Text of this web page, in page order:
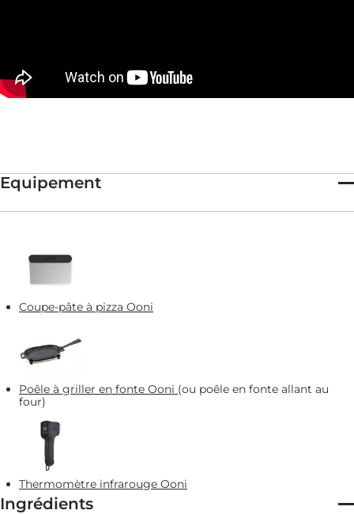
Equipement
Coupe-pâte à pizza Ooni
Poêle à griller en fonte Ooni (ou poêle en fonte allant au
four)
Thermomètre infrarouge Ooni
Ingrédients